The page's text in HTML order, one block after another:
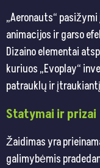
„Aeronauts“
animacijos ir garso
Dizaino elementai
kuriuos „Evoplay“
patrauklų ir
Statymai ir prizai
Žaidimas yra
galimybėmis